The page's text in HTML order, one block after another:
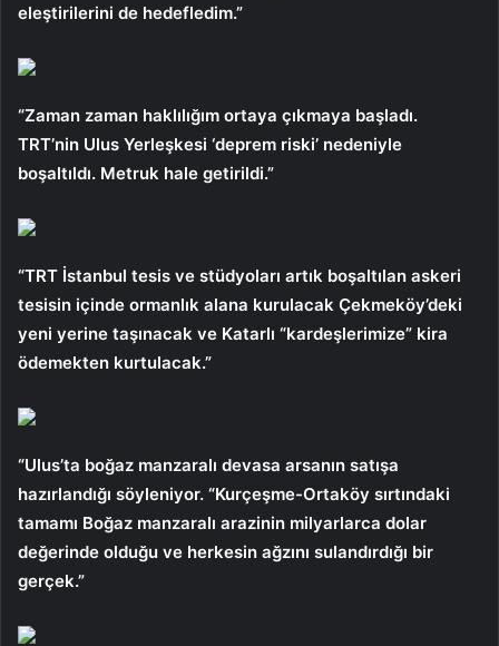
eleştirilerini de hedefledim.”
“Zaman zaman haklılığım ortaya çıkmaya başladı.
TRT’nin Ulus Yerleşkesi ‘deprem riski’ nedeniyle
boşaltıldı. Metruk hale getirildi.”
“TRT İstanbul tesis ve stüdyoları artık boşaltılan askeri
tesisin içinde ormanlık alana kurulacak Çekmeköy’deki
yeni yerine taşınacak ve Katarlı “kardeşlerimize” kira
ödemekten kurtulacak.”
“Ulus’ta boğaz manzaralı devasa arsanın satışa
hazırlandığı söyleniyor. “Kurçeşme-Ortaköy sırtındaki
tamamı Boğaz manzaralı arazinin milyarlarca dolar
değerinde olduğu ve herkesin ağzını sulandırdığı bir
gerçek.”